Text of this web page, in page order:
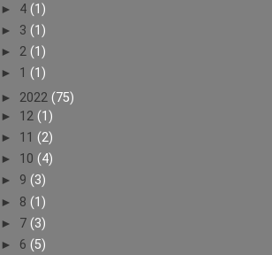
► 4 (1)
► 3 (1)
► 2 (1)
► 1 (1)
► 2022 (75)
► 12 (1)
► 11 (2)
► 10 (4)
► 9 (3)
► 8 (1)
► 7 (3)
► 6 (5)